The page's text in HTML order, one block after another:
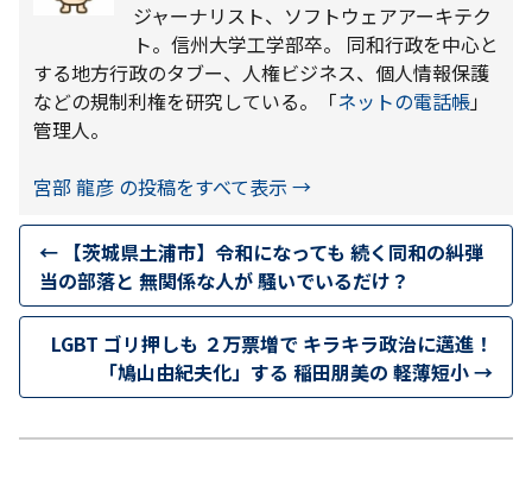
ジャーナリスト、ソフトウェアアーキテク
ト。信州大学工学部卒。 同和行政を中心と
する地方行政のタブー、人権ビジネス、個人情報保護
などの規制利権を研究している。「ネットの電話帳」
管理人。
宮部 龍彦 の投稿をすべて表示 →
← 【茨城県土浦市】令和になっても 続く同和の糾弾
当の部落と 無関係な人が 騒いでいるだけ？
LGBT ゴリ押しも ２万票増で キラキラ政治に邁進！
「鳩山由紀夫化」する 稲田朋美の 軽薄短小→